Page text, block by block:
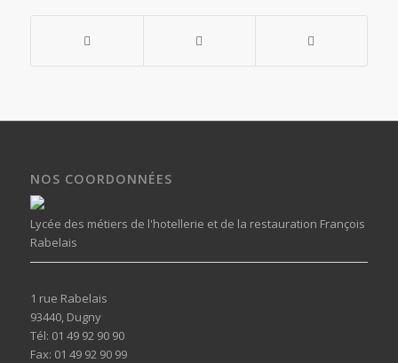
NOS COORDONNÉES
Lycée des métiers de l'hotellerie et de la restauration François
Rabelais
1 rue Rabelais
93440, Dugny
Tél: 01 49 92 90 90
Fax: 01 49 92 90 99